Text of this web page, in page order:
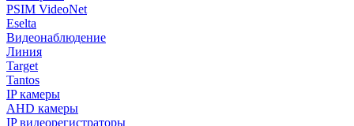
PSIM VideoNet
Eselta
Видеонаблюдение
Линия
Target
Tantos
IP камеры
AHD камеры
IP видеорегистраторы